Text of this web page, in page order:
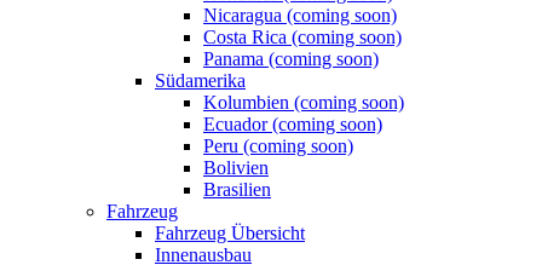
Nicaragua (coming soon)
Costa Rica (coming soon)
Panama (coming soon)
Südamerika
Kolumbien (coming soon)
Ecuador (coming soon)
Peru (coming soon)
Bolivien
Brasilien
Fahrzeug
Fahrzeug Übersicht
Innenausbau